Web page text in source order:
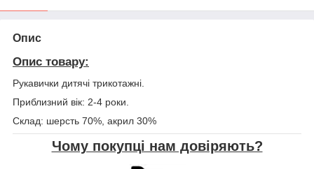
Опис
Опис товару:
Рукавички дитячі трикотажні.
Приблизний вік: 2-4 роки.
Склад: шерсть 70%, акрил 30%
Чому покупці нам довіряють?